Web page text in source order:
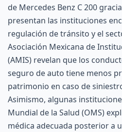
de Mercedes Benz C 200
presentan las instituciones
regulación de tránsito y el
Asociación Mexicana de
(AMIS) revelan que los
seguro de auto tiene menos
patrimonio en caso de
Asimismo, algunas
Mundial de la Salud (OMS)
médica adecuada posterior a